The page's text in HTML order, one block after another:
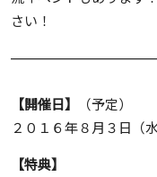
さい！
【開催日】
（予定）
２０１６年８月３日（水
【特典】